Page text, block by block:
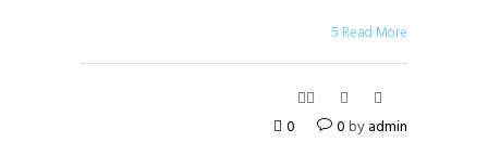
Read More
byadmin
0
0